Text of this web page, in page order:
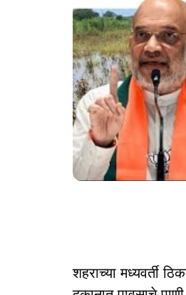
शहराच्या मध्यवर्ती